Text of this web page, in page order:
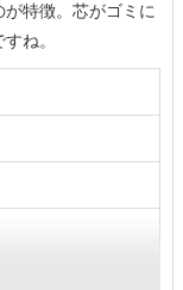
特徴。芯がゴミに
ね。